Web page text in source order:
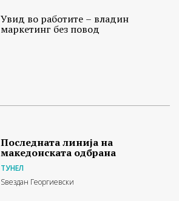
Увид во работите – владин
маркетинг без повод
Последната линија на
македонската одбрана
ТУНЕЛ
Ѕвездан Георгиевски